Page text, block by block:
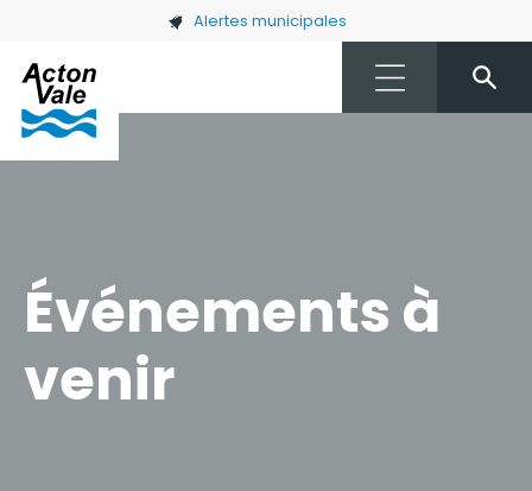
Skip to main content Alertes municipales
Événements à
venir